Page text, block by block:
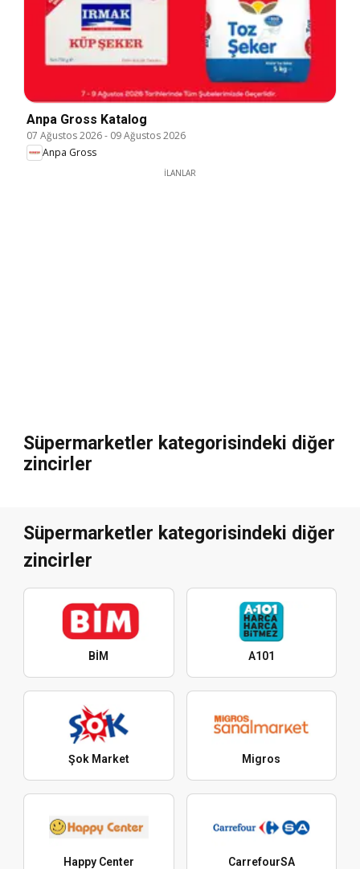
Anpa Gross Katalog
07 Ağustos 2026- 09 Ağustos 2026
Anpa Gross
İLANLAR
Süpermarketler kategorisindeki diğer
zincirler
Süpermarketler kategorisindeki diğer
zincirler
BİM A101
Şok Market Migros
Happy Center CarrefourSA